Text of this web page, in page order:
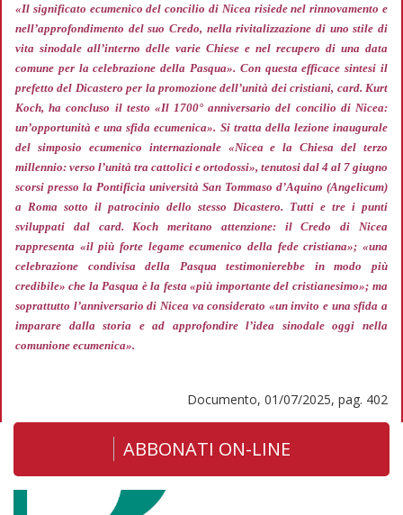
«Il significato ecumenico del concilio di Nicea risiede nel rinnovamento e
nell’approfondimento del suo Credo, nella rivitalizzazione di uno stile di
vita sinodale all’interno delle varie Chiese e nel recupero di una data
comune per la celebrazione della Pasqua». Con questa efficace sintesi il
prefetto del Dicastero per la promozione dell’unità dei cristiani, card. Kurt
Koch, ha concluso il testo «Il 1700° anniversario del concilio di Nicea:
un’opportunità e una sfida ecumenica». Si tratta della lezione inaugurale
del simposio ecumenico internazionale «Nicea e la Chiesa del terzo
millennio: verso l’unità tra cattolici e ortodossi», tenutosi dal 4 al 7 giugno
scorsi presso la Pontificia università San Tommaso d’Aquino (Angelicum)
a Roma sotto il patrocinio dello stesso Dicastero. Tutti e tre i punti
sviluppati dal card. Koch meritano attenzione: il Credo di Nicea
rappresenta «il più forte legame ecumenico della fede cristiana»; «una
celebrazione condivisa della Pasqua testimonierebbe in modo più
credibile»che la Pasqua è la festa«più importante del cristianesimo»; ma
soprattutto l’anniversario di Nicea va considerato «un invito e una sfida a
imparare dalla storia e ad approfondire l’idea sinodale oggi nella
comunione ecumenica».
Documento, 01/07/2025, pag. 402
ABBONATI ON-LINE